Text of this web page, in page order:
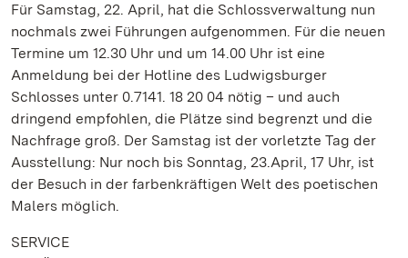
Für Samstag, 22. April, hat die Schlossverwaltung nun
nochmals zwei Führungen aufgenommen. Für die neuen
Termine um 12.30 Uhr und um 14.00 Uhr ist eine
Anmeldung bei der Hotline des Ludwigsburger
Schlosses unter 0.7141. 18 20 04 nötig – und auch
dringend empfohlen, die Plätze sind begrenzt und die
Nachfrage groß. Der Samstag ist der vorletzte Tag der
Ausstellung: Nur noch bis Sonntag, 23.April, 17 Uhr, ist
der Besuch in der farbenkräftigen Welt des poetischen
Malers möglich.
SERVICE